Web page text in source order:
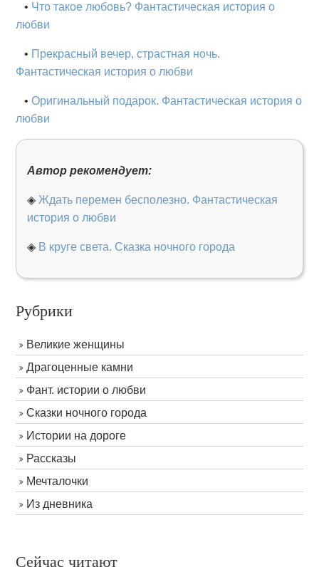
• Что такое любовь? Фантастическая история о
любви
• Прекрасный вечер, страстная ночь.
Фантастическая история о любви
•Оригинальный подарок. Фантастическая история о
любви
Автор рекомендует:
◈ Ждать перемен бесполезно. Фантастическая
история о любви
◈ В круге света. Сказка ночного города
Рубрики
Великие женщины
Драгоценные камни
Фант. истории о любви
Сказки ночного города
Истории на дороге
Рассказы
Мечталочки
Из дневника
Сейчас читают